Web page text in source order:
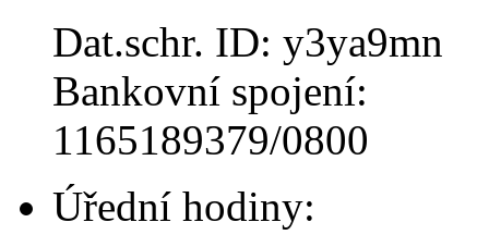
Dat.schr. ID: y3ya9mn
Bankovní spojení:
1165189379/0800
Úřední hodiny: